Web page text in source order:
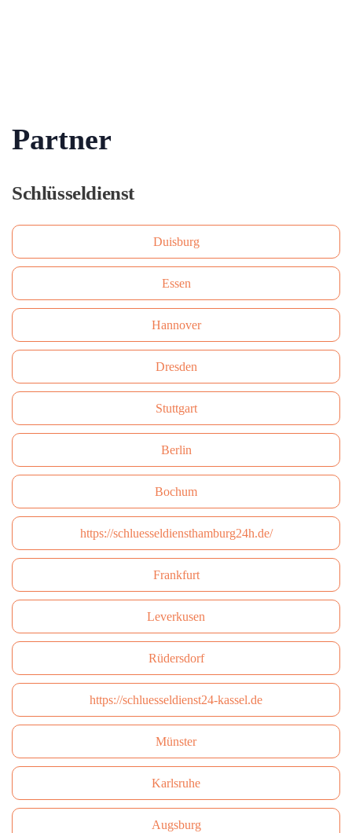
Partner
Schlüsseldienst
Duisburg
Essen
Hannover
Dresden
Stuttgart
Berlin
Bochum
https://schluesseldiensthamburg24h.de/
Frankfurt
Leverkusen
Rüdersdorf
https://schluesseldienst24-kassel.de
Münster
Karlsruhe
Augsburg